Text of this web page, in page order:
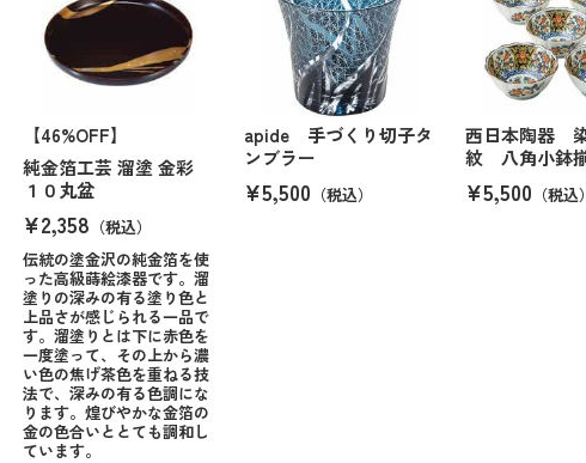
【46%OFF】
純金箔工芸 溜塗 金彩
１０丸盆
¥2,358 （税込）
伝統の塗金沢の純金箔を使
った高級蒔絵漆器です。溜
塗りの深みの有る塗り色と
上品さが感じられる一品で
す。溜塗りとは下に赤色を
一度塗って、その上から濃
い色の焦げ茶色を重ねる技
法で、深みの有る色調にな
ります。煌びやかな金箔の
金の色合いととても調和し
ています。
apide 手づくり切子タ
ンブラー
¥5,500 （税込）
西日本陶器
紋 八角小鉢
¥5,500 （税込）